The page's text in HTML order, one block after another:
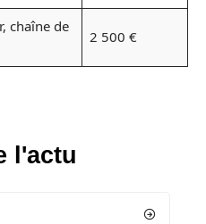
chaîne de
2 500 €
l'actu